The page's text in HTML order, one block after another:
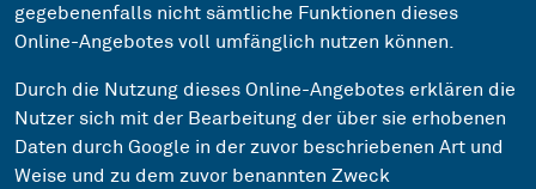
gegebenenfalls nicht sämtliche Funktionen dieses
Online-Angebotes voll umfänglich nutzen können.
Durch die Nutzung dieses Online-Angebotes erklären die
Nutzer sich mit der Bearbeitung der über sie erhobenen
Daten durch Google in der zuvor beschriebenen Art und
Weise und zu dem zuvor benannten Zweck